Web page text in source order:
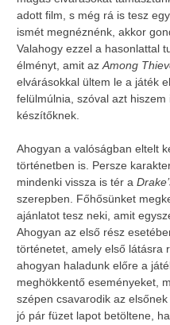
adott film, s még rá is tesz
ismét megnéznénk, akkor
Valahogy ezzel a hasonlattal
élményt, amit az Among
elvárásokkal ültem le a játék
felülmúlnia, szóval azt
készítőknek.
Ahogyan a valóságban eltelt
történetben is. Persze
mindenki vissza is tér a
szerepben. Főhősünket
ajánlatot tesz neki, amit
Ahogyan az első rész
történetet, amely első látásra
ahogyan haladunk előre a
meghökkentő eseményeket,
szépen csavarodik az
jó pár füzet lapot betöltene,